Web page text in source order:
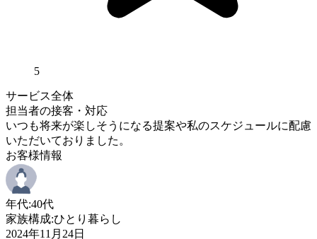
5
サービス全体
担当者の接客・対応
いつも将来が楽しそうになる提案や私のスケジュールに配慮
いただいておりました。
お客様情報
年代:40代
家族構成:ひとり暮らし
2024年11月24日